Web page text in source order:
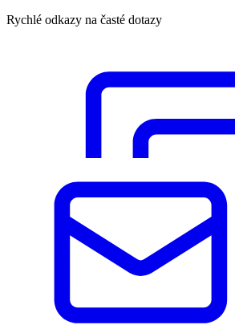
Rychlé odkazy na časté dotazy